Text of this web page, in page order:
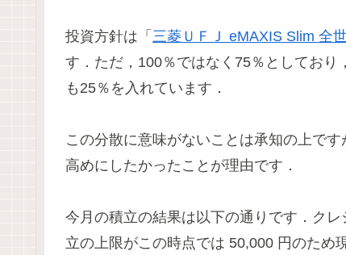
投資方針は「 三菱ＵＦＪ eMAXIS Slim 全
す．ただ，100％ではなく75％としており
も25％を入れています．
この分散に意味がないことは承知の上で
高めにしたかったことが理由です．
今月の積立の結果は以下の通りです．ク
立の上限がこの時点では 50,000 円のため